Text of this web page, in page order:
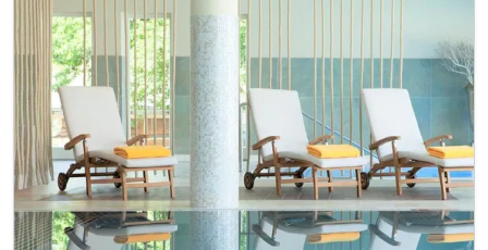
1 x Flasche Wasser bei Anreise im Zimmer
inkl. Eintritt in die 2000m² Wellnesslandschaft
mit Innen-, Außenpool, 4 Saunen, Fitnessraum
mit Kindern nutzbar von 11-12 Uhr & 15-16 Uhr
täglich Kinderanimationsprogramm im Kids Club